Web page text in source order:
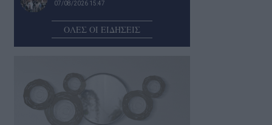
07/08/2026 15:47
Το Δημοτικό Κατάστημα
Ασπροχώματος
07/08/2026 15:15
ΟΛΕΣ ΟΙ ΕΙΔΗΣΕΙΣ